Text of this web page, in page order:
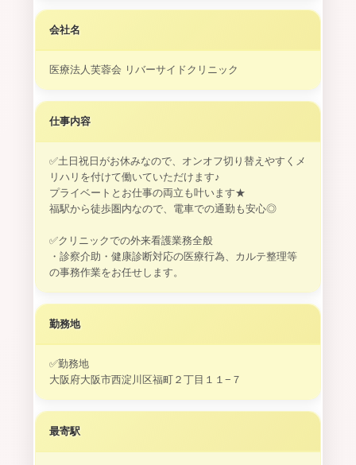
会社名
医療法人芙蓉会 リバーサイドクリニック
仕事内容
✅土日祝日がお休みなので、オンオフ切り替えやすくメ
リハリを付けて働いていただけます♪
プライベートとお仕事の両立も叶います★
福駅から徒歩圏内なので、電車での通勤も安心◎
✅クリニックでの外来看護業務全般
・診察介助・健康診断対応の医療行為、カルテ整理等
勤務地
✅勤務地
大阪府大阪市西淀川区福町２丁目１１−７
最寄駅